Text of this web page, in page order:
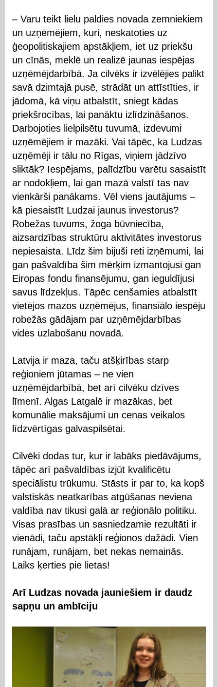
– Varu teikt lielu paldies novada zemniekiem
un uzņēmējiem, kuri, neskatoties uz
ģeopolitiskajiem apstākļiem, iet uz priekšu
un cīnās, meklē un realizē jaunas iespējas
uzņēmējdarbībā. Ja cilvēks ir izvēlējies palikt
savā dzimtajā pusē, strādāt un attīstīties, ir
jādomā, kā viņu atbalstīt, sniegt kādas
priekšrocības, lai panāktu izlīdzināšanos.
Darbojoties lielpilsētu tuvumā, izdevumi
uzņēmējiem ir mazāki. Vai tāpēc, ka Ludzas
uzņēmēji ir tālu no Rīgas, viņiem jādzīvo
sliktāk? Iespējams, palīdzību varētu sasaistīt
ar nodokļiem, lai gan mazā valstī tas nav
vienkārši panākams. Vēl viens jautājums –
kā piesaistīt Ludzai jaunus investorus?
Robežas tuvums, žoga būvniecība,
aizsardzības struktūru aktivitātes investorus
nepiesaista. Līdz šim bijuši reti izņēmumi, lai
gan pašvaldība šim mērķim izmantojusi gan
Eiropas fondu finansējumu, gan ieguldījusi
savus līdzekļus. Tāpēc cenšamies atbalstīt
vietējos mazos uzņēmējus, finansiālo iespēju
robežās gādājam par uzņēmējdarbības
vides uzlabošanu novadā.
Latvija ir maza, taču atšķirības starp
reģioniem jūtamas – ne vien
uzņēmējdarbībā, bet arī cilvēku dzīves
līmenī. Algas Latgalē ir mazākas, bet
komunālie maksājumi un cenas veikalos
līdzvērtīgas galvaspilsētai.
Cilvēki dodas tur, kur ir labāks piedāvājums,
tāpēc arī pašvaldības izjūt kvalificētu
speciālistu trūkumu. Stāsts ir par to, ka kopš
valstiskās neatkarības atgūšanas neviena
valdība nav tikusi galā ar reģionālo politiku.
Visas prasības un sasniedzamie rezultāti ir
vienādi, taču apstākļi reģionos dažādi. Vien
runājam, runājam, bet nekas nemainās.
Laiks ķerties pie lietas!
Arī Ludzas novada jauniešiem ir daudz
sapņu un ambīciju